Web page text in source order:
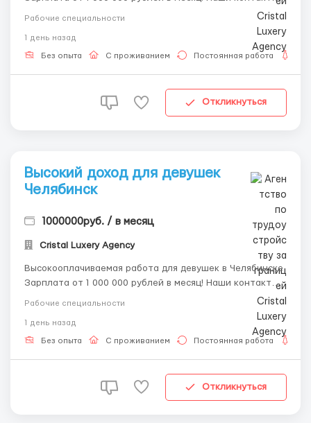
Telegram: @ALENACarat WhatsApp/SMS: 8-992-208-99-
ваши вопросы и развеет страхи и сомнения.
Приглашаем к сотрудничеству девушек ...
Рабочие специальности
1 день назад
Без опыта С проживанием Постоянная работа
Откликнуться
Высокий доход для девушек
Челябинcк
1000000руб. / в месяц
Cristal Luxery Agency
Высокооплачиваемая работа для девушек в Челябинске
Зарплата от 1 000 000 рублей в месяц! Наши контакты:
ваши вопросы и развеет сомнения! Приглашаем к
сотрудничеству девушек от...
Рабочие специальности
1 день назад
Без опыта С проживанием Постоянная работа
Откликнуться